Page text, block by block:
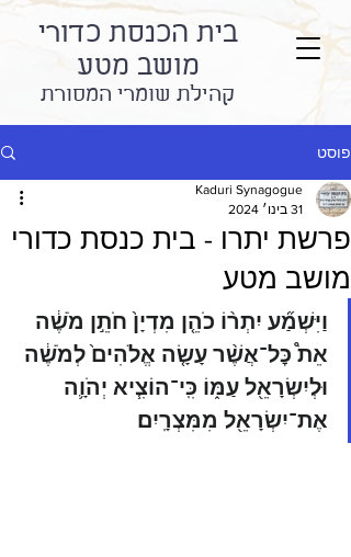
בית הכנסת כדורי
מושב מטע
קהילת שומרי המסורת
פוסט
פרשת יתרו - בית כנסת כדורי
מושב מטע
Kaduri Synagogue
31 בינו׳ 2024
וַיִּשְׁמַ֞ע יִתְר֨וֹ כֹהֵ֤ן מִדְיָן֙ חֹתֵ֣ן מֹשֶׁ֔ה
אֵת֩ כׇּל־אֲשֶׁ֨ר עָשָׂ֤ה אֱלֹהִים֙ לְמֹשֶׁ֔ה
וּלְיִשְׂרָאֵ֖ל עַמּ֑וֹ כִּֽי־הוֹצִ֧יא יְהֹוָ֛ה
אֶת־יִשְׂרָאֵ֖ל מִמִּצְרָֽיִם׃